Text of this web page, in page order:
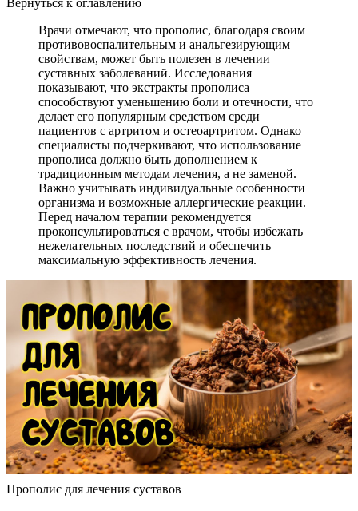
Врачи отмечают, что прополис, благодаря своим
противовоспалительным и анальгезирующим
свойствам, может быть полезен в лечении
суставных заболеваний. Исследования
показывают, что экстракты прополиса
способствуют уменьшению боли и отечности, что
делает его популярным средством среди
пациентов с артритом и остеоартритом. Однако
специалисты подчеркивают, что использование
прополиса должно быть дополнением к
традиционным методам лечения, а не заменой.
Важно учитывать индивидуальные особенности
организма и возможные аллергические реакции.
Перед началом терапии рекомендуется
проконсультироваться с врачом, чтобы избежать
нежелательных последствий и обеспечить
максимальную эффективность лечения.
Прополис для лечения суставов